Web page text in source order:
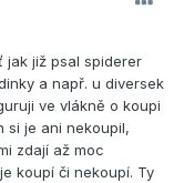
jak již psal spiderer
a např. u diversek
ve vlákně o koupi
si je ani nekoupil,
zdají až moc
koupí či nekoupí. Ty